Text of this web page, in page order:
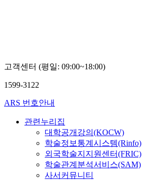
고객센터 (평일: 09:00~18:00)
1599-3122
ARS 번호안내
관련누리집
대학공개강의(KOCW)
학술정보통계시스템(Rinfo)
외국학술지지원센터(FRIC)
학술관계분석서비스(SAM)
사서커뮤니티